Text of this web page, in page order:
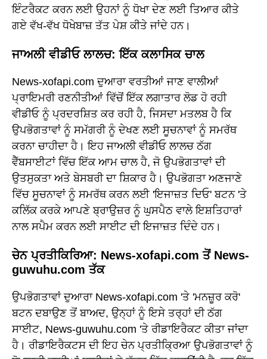
ਇੰਟਰੈਕਟ ਕਰਨ ਲਈ ਉਹਨਾਂ ਨੂੰ ਧੋਖਾ ਦੇਣ ਲਈ ਤਿਆਰ ਕੀਤੇ
ਗਏ ਵੱਖ-ਵੱਖ ਧੋਖੇਬਾਜ਼ ਤੱਤ ਪੇਸ਼ ਕੀਤੇ ਜਾਂਦੇ ਹਨ।
ਜਾਅਲੀ ਵੀਡੀਓ ਲਾਲਚ: ਇੱਕ ਕਲਾਸਿਕ ਚਾਲ
News-xofapi.com ਦੁਆਰਾ ਵਰਤੀਆਂ ਜਾਣ ਵਾਲੀਆਂ
ਪ੍ਰਾਇਮਰੀ ਰਣਨੀਤੀਆਂ ਵਿੱਚੋਂ ਇੱਕ ਲਗਾਤਾਰ ਲੋਡ ਹੋ ਰਹੀ
ਵੀਡੀਓ ਨੂੰ ਪ੍ਰਦਰਸ਼ਿਤ ਕਰ ਰਹੀ ਹੈ, ਜਿਸਦਾ ਮਤਲਬ ਹੈ ਕਿ
ਉਪਭੋਗਤਾਵਾਂ ਨੂੰ ਸਮੱਗਰੀ ਨੂੰ ਦੇਖਣ ਲਈ ਸੂਚਨਾਵਾਂ ਨੂੰ ਸਮਰੱਥ
ਕਰਨਾ ਚਾਹੀਦਾ ਹੈ। ਇਹ ਜਾਅਲੀ ਵੀਡੀਓ ਲਾਲਚ ਠੱਗ
ਵੈੱਬਸਾਈਟਾਂ ਵਿੱਚ ਇੱਕ ਆਮ ਚਾਲ ਹੈ, ਜੋ ਉਪਭੋਗਤਾਵਾਂ ਦੀ
ਉਤਸੁਕਤਾ ਅਤੇ ਬੇਸਬਰੀ ਦਾ ਸ਼ਿਕਾਰ ਹੈ। ਉਪਭੋਗਤਾ ਅਣਜਾਣੇ
ਵਿੱਚ ਸੂਚਨਾਵਾਂ ਨੂੰ ਸਮਰੱਥ ਕਰਨ ਲਈ 'ਇਜਾਜ਼ਤ ਦਿਓ' ਬਟਨ 'ਤੇ
ਕਲਿੱਕ ਕਰਕੇ ਆਪਣੇ ਬ੍ਰਾਉਜ਼ਰ ਨੂੰ ਘੁਸਪੈਠ ਵਾਲੇ ਇਸ਼ਤਿਹਾਰਾਂ
ਨਾਲ ਸਪੈਮ ਕਰਨ ਲਈ ਸਾਈਟ ਦੀ ਇਜਾਜ਼ਤ ਦਿੰਦੇ ਹਨ।
ਚੇਨ ਪ੍ਰਤੀਕਿਰਿਆ: News-xofapi.com ਤੋਂ News-
guwuhu.com ਤੱਕ
ਉਪਭੋਗਤਾਵਾਂ ਦੁਆਰਾ News-xofapi.com 'ਤੇ 'ਮਨਜ਼ੂਰ ਕਰੋ'
ਬਟਨ ਦਬਾਉਣ ਤੋਂ ਬਾਅਦ, ਉਨ੍ਹਾਂ ਨੂੰ ਇਸੇ ਤਰ੍ਹਾਂ ਦੀ ਠੱਗ
ਸਾਈਟ, News-guwuhu.com 'ਤੇ ਰੀਡਾਇਰੈਕਟ ਕੀਤਾ ਜਾਂਦਾ
ਹੈ। ਰੀਡਾਇਰੈਕਟਸ ਦੀ ਇਹ ਚੇਨ ਪ੍ਰਤੀਕ੍ਰਿਆ ਉਪਭੋਗਤਾਵਾਂ ਨੂੰ